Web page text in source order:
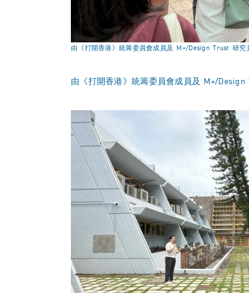
由《打開香港》統籌委員會成員及 M+/Design Trust 研究
由《打開香港》統籌委員會成員及 M+/